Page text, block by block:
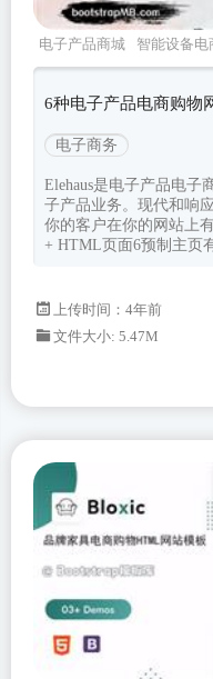
电子产品商城 智能设备电
美电商
web商城
6种电子产品电商购物
电子商务
Elehaus是电子产品电子
子产品业务。现代和响
你的客户在你的网站上
+ HTML页面6预制主页
上传时间：4年前
文件大小: 5.47M